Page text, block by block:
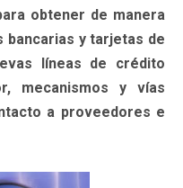
obtener de manera
bancarias y tarjetas de
líneas de crédito
mecanismos y vías
a proveedores e